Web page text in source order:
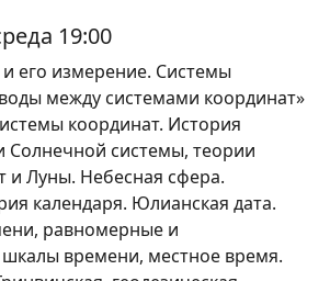
19:00
его измерение. Системы
между системами координат»
координат. История
Солнечной системы, теории
и Луны. Небесная сфера.
календаря. Юлианская дата.
равномерные и
времени, местное время.